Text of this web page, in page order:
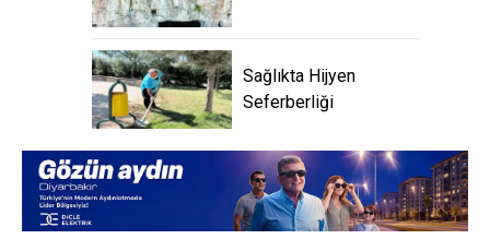
Sağlıkta Hijyen
Seferberliği